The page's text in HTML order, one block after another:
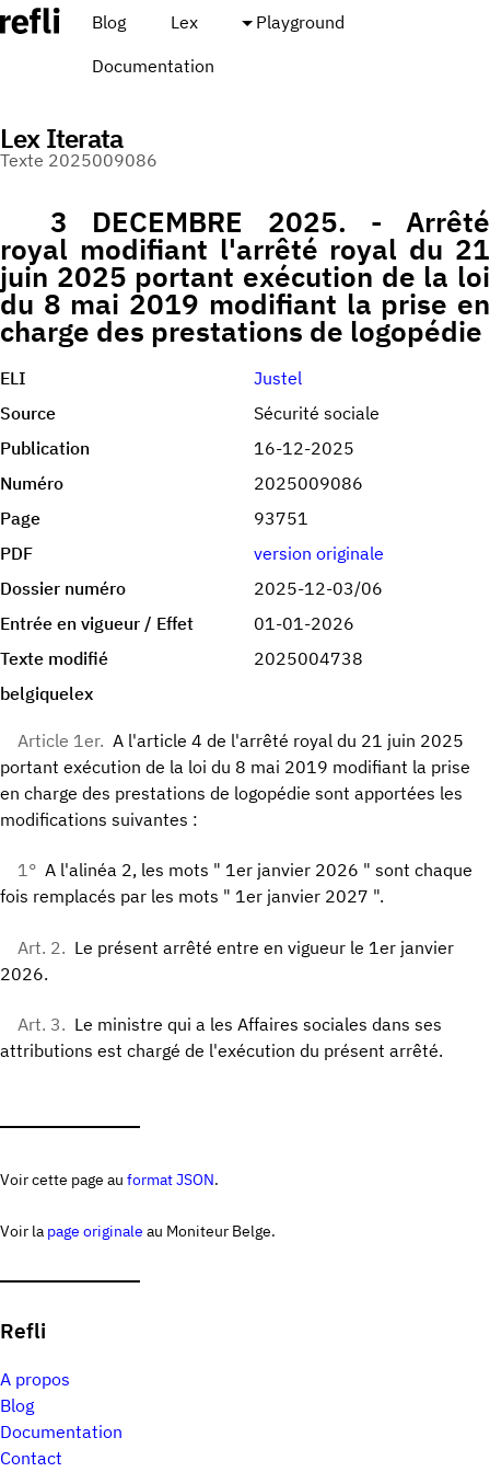
Blog Lex
Playground
Documentation
Lex Iterata
Texte 2025009086
3 DECEMBRE 2025. - Arrêté
royal modifiant l'arrêté royal du 21
juin 2025 portant exécution de la loi
du 8 mai 2019 modifiant la prise en
charge des prestations de logopédie
ELI
Justel
Source
Sécurité sociale
Publication
16-12-2025
Numéro
2025009086
Page
93751
PDF
version originale
Dossier numéro
2025-12-03/06
Entrée en vigueur / Effet
01-01-2026
Texte modifié
2025004738
belgiquelex
Article 1er. A l'article 4 de l'arrêté royal du 21 juin 2025
portant exécution de la loi du 8 mai 2019 modifiant la prise
en charge des prestations de logopédie sont apportées les
modifications suivantes :
1° A l'alinéa 2, les mots " 1er janvier 2026 " sont chaque
fois remplacés par les mots " 1er janvier 2027 ".
Art. 2. Le présent arrêté entre en vigueur le 1er janvier
2026.
Art. 3. Le ministre qui a les Affaires sociales dans ses
attributions est chargé de l'exécution du présent arrêté.
Voir cette page au format JSON.
Voir la page originale au Moniteur Belge.
Refli
A propos
Blog
Documentation
Contact